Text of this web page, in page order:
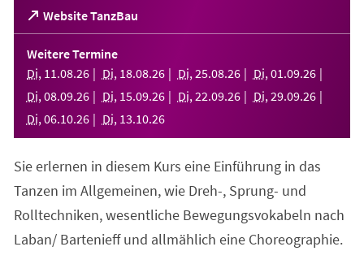
Website TanzBau
(Öffnet
in
einem
neuen
Tab)
Weitere Termine
Di, 11 .08.26 Di, 18.08.26 Di, 25.08.26 Di, 01 .09.26
Di, 08.09.26 Di, 15.09.26 Di, 22.09.26 Di, 29.09.26
Di, 06.10.26 Di, 13.10.26
Sie erlernen in diesem Kurs eine Einführung in das
Tanzen im Allgemeinen, wie Dreh-, Sprung- und
Rolltechniken, wesentliche Bewegungsvokabeln nach
Laban/ Bartenieff und allmählich eine Choreographie.